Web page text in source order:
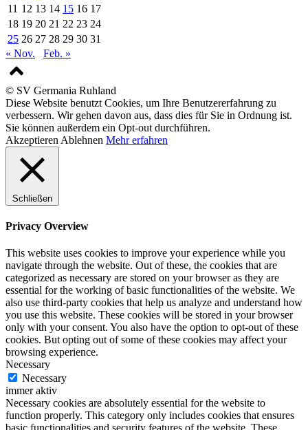
11 12 13 14 15 16 17
18 19 20 21 22 23 24
25 26 27 28 29 30 31
« Nov.
Feb. »
© SV Germania Ruhland
Diese Website benutzt Cookies, um Ihre Benutzererfahrung zu
verbessern. Wir gehen davon aus, dass dies für Sie in Ordnung ist.
Sie können außerdem ein Opt-out durchführen.
Akzeptieren Ablehnen Mehr erfahren
Schließen
Privacy Overview
This website uses cookies to improve your experience while you
navigate through the website. Out of these, the cookies that are
categorized as necessary are stored on your browser as they are
essential for the working of basic functionalities of the website. We
also use third-party cookies that help us analyze and understand how
you use this website. These cookies will be stored in your browser
only with your consent. You also have the option to opt-out of these
cookies. But opting out of some of these cookies may affect your
browsing experience.
Necessary
Necessary
immer aktiv
Necessary cookies are absolutely essential for the website to
function properly. This category only includes cookies that ensures